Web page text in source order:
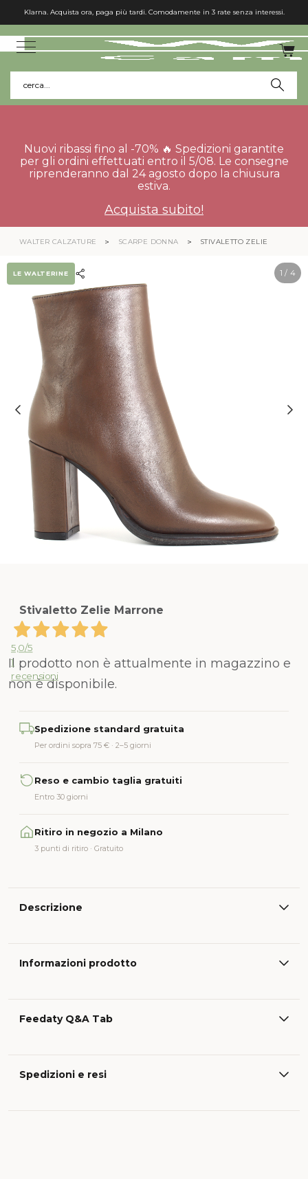
Klarna. Acquista ora, paga più tardi. Comodamente in 3 rate senza interessi.
cerca...
Nuovi ribassi fino al -70% 🔥 Spedizioni garantite
per gli ordini effettuati entro il 5/08. Le consegne
riprenderanno dal 24 agosto dopo la chiusura
estiva.
Acquista subito!
WALTER CALZATURE SCARPE DONNA STIVALETTO ZELIE
1 / 4
LE WALTERINE
Stivaletto Zelie Marrone
5,0/5
1
recensioni
Il prodotto non è attualmente in magazzino e
non è disponibile.
Spedizione standard gratuita
Per ordini sopra 75 € · 2–5 giorni
Reso e cambio taglia gratuiti
Entro 30 giorni
Ritiro in negozio a Milano
3 punti di ritiro · Gratuito
Descrizione
Informazioni prodotto
Feedaty Q&A Tab
Spedizioni e resi